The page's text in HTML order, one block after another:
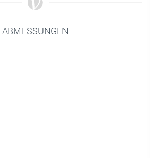
ABMESSUNGEN